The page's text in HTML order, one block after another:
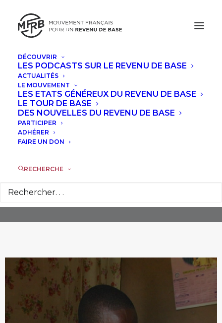
DÉCOUVRIR
LES PODCASTS SUR LE REVENU DE BASE
ACTUALITÉS
LE MOUVEMENT
LES ETATS GÉNÉREUX DU REVENU DE BASE
LE TOUR DE BASE
DES NOUVELLES DU REVENU DE BASE
PARTICIPER
ADHÉRER
FAIRE UN DON
RECHERCHE